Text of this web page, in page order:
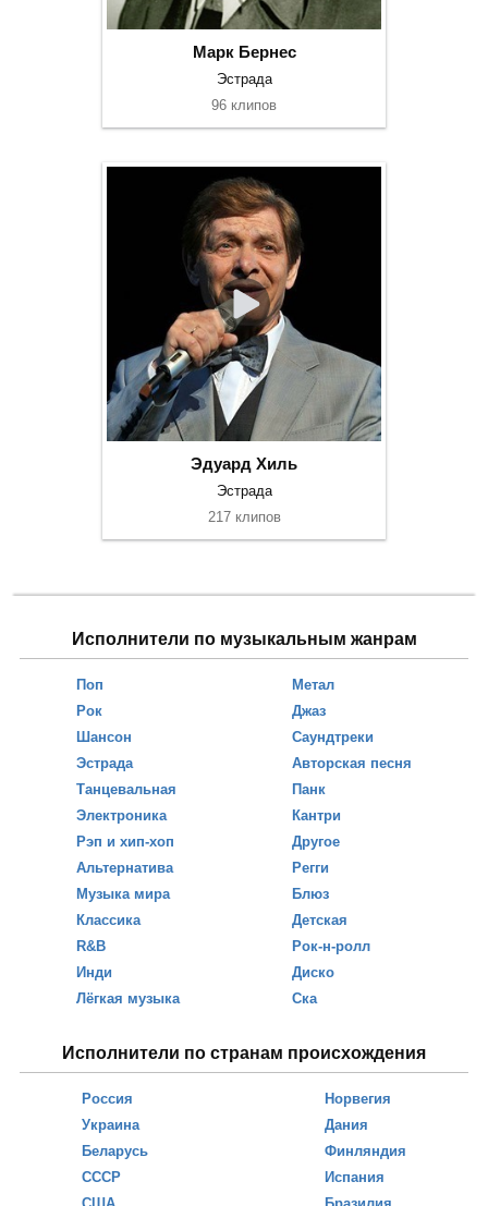
Марк Бернес
Эстрада
96 клипов
Эдуард Хиль
Эстрада
217 клипов
Исполнители по музыкальным жанрам
Поп
Рок
Шансон
Эстрада
Танцевальная
Электроника
Рэп и хип-хоп
Альтернатива
Музыка мира
Классика
R&B
Инди
Лёгкая музыка
Метал
Джаз
Саундтреки
Авторская песня
Панк
Кантри
Другое
Регги
Блюз
Детская
Рок-н-ролл
Диско
Ска
Исполнители по странам происхождения
Россия
Украина
Беларусь
СССР
Норвегия
Дания
Финляндия
Испания